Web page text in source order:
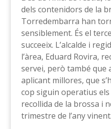
dels contenidors de la
Torredembarra han
sensiblement. És el
succeeix. L’alcalde i
l’àrea, Eduard Rovira,
servei, però també que
aplicant millores, que
cop siguin operatius
recollida de la brossa i
trimestre de l’any vinent.